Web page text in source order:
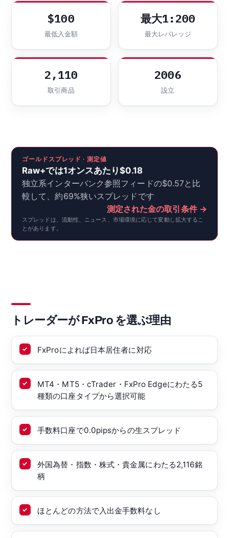
$100
最低入金額
最大1:200
最大レバレッジ
2,110
取引商品
2006
設立
ゴールドスプレッド · 測定値
Raw+では1オンスあたり$0.18
独立系インターバンク参照フィードの$0.57と比
較して、約69%狭いスプレッドです
測定された金の取引条件 →
スプレッドは、流動性、ニュース、市場環境に応じて変動し拡大するこ
とがあります。
トレーダーが FxPro を選ぶ理由
FxProによれば日本居住者に対応
MT4・MT5・cTrader・FxPro Edgeにわたる5
種類の口座タイプから選択可能
手数料口座で0.0pipsからの生スプレッド
外国為替・指数・株式・貴金属にわたる2,116銘
柄
ほとんどの方法で入出金手数料なし